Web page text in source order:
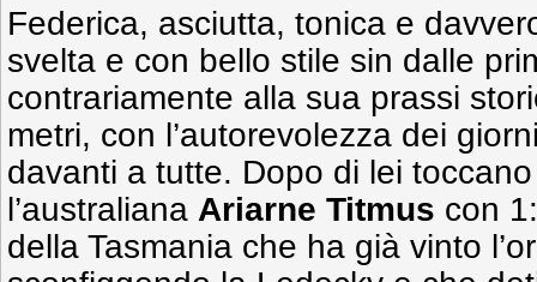
Federica, asciutta, tonica e
svelta e con bello stile sin dalle
contrariamente alla sua prassi
metri, con l’autorevolezza dei
davanti a tutte. Dopo di lei toccano
l’australiana Ariarne Titmus con
della Tasmania che ha già vinto